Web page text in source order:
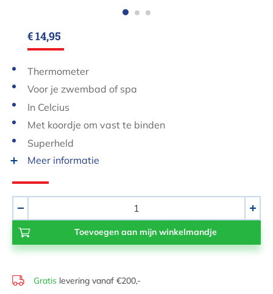
€ 14,95
Thermometer
Voor je zwembad of spa
In Celcius
Met koordje om vast te binden
Superheld
Meer informatie
+
Gratis levering vanaf €200,-